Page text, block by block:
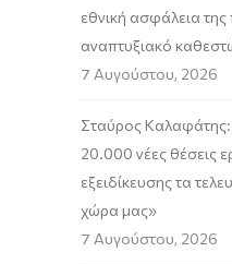
εθνική ασφάλεια
αναπτυξιακό
7 Αυγούστου, 2026
Σταύρος Καλαφάτης:
20.000 νέες θέσεις
εξειδίκευσης τα
χώρα μας»
7 Αυγούστου, 2026